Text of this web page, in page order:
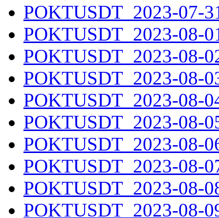
POKTUSDT_2023-07-
POKTUSDT_2023-08-
POKTUSDT_2023-08-
POKTUSDT_2023-08-
POKTUSDT_2023-08-
POKTUSDT_2023-08-
POKTUSDT_2023-08-
POKTUSDT_2023-08-
POKTUSDT_2023-08-
POKTUSDT_2023-08-